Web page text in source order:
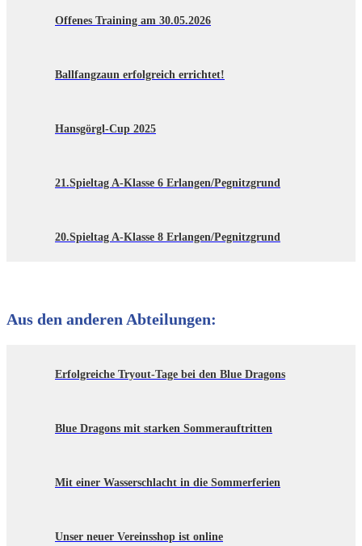
Offenes Training am 30.05.2026
Ballfangzaun erfolgreich errichtet!
Hansgörgl-Cup 2025
21.Spieltag A-Klasse 6 Erlangen/Pegnitzgrund
20.Spieltag A-Klasse 8 Erlangen/Pegnitzgrund
Aus den anderen Abteilungen:
Erfolgreiche Tryout-Tage bei den Blue Dragons
Blue Dragons mit starken Sommerauftritten
Mit einer Wasserschlacht in die Sommerferien
Unser neuer Vereinsshop ist online